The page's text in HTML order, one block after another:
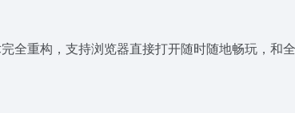
全重构，支持浏览器直接打开随时随地畅玩，和